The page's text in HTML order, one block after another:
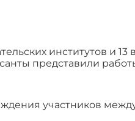
институтов и 13
представили
участников